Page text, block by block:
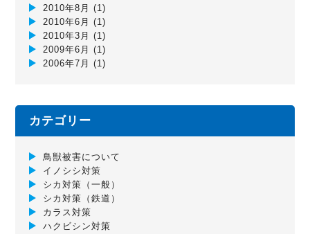
2010年8月 (1)
2010年6月 (1)
2010年3月 (1)
2009年6月 (1)
2006年7月 (1)
カテゴリー
鳥獣被害について
イノシシ対策
シカ対策（一般）
シカ対策（鉄道）
カラス対策
ハクビシン対策